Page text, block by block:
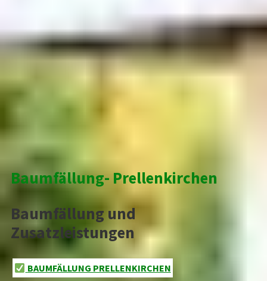
Baumfällung- Prellenkirchen
Baumfällung und
Zusatzleistungen
BAUMFÄLLUNG PRELLENKIRCHEN